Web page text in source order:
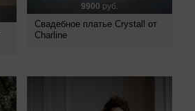
9900 руб.
Свадебное платье Crystall от
Charline